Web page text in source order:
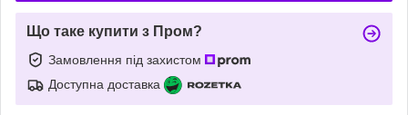
Що таке купити з Пром?
Замовлення під захистом
Доступна доставка